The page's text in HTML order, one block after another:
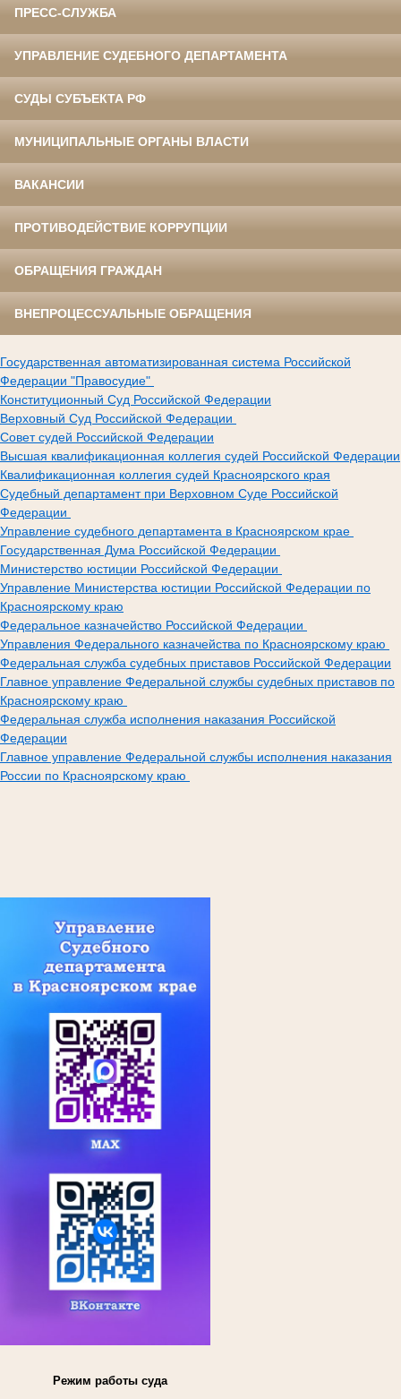
ПРЕСС-СЛУЖБА
УПРАВЛЕНИЕ СУДЕБНОГО ДЕПАРТАМЕНТА
СУДЫ СУБЪЕКТА РФ
МУНИЦИПАЛЬНЫЕ ОРГАНЫ ВЛАСТИ
ВАКАНСИИ
ПРОТИВОДЕЙСТВИЕ КОРРУПЦИИ
ОБРАЩЕНИЯ ГРАЖДАН
ВНЕПРОЦЕССУАЛЬНЫЕ ОБРАЩЕНИЯ
Государственная автоматизированная система Российской
Федерации "Правосудие"
Конституционный Суд Российской Федерации
Верховный Суд Российской Федерации
Совет судей Российской Федерации
Высшая квалификационная коллегия судей Российской Федерации
Квалификационная коллегия судей Красноярского края
Судебный департамент при Верховном Суде Российской
Федерации
Управление судебного департамента в Красноярском крае
Государственная Дума Российской Федерации
Министерство юстиции Российской Федерации
Управление Министерства юстиции Российской Федерации по
Красноярскому краю
Федеральное казначейство Российской Федерации
Управления Федерального казначейства по Красноярскому краю
Федеральная служба судебных приставов Российской Федерации
Главное управление Федеральной службы судебных приставов по
Красноярскому краю
Федеральная служба исполнения наказания Российской
Федерации
Главное управление Федеральной службы исполнения наказания
России по Красноярскому краю
Режим работы суда